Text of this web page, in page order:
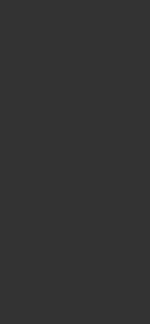
キャンドル